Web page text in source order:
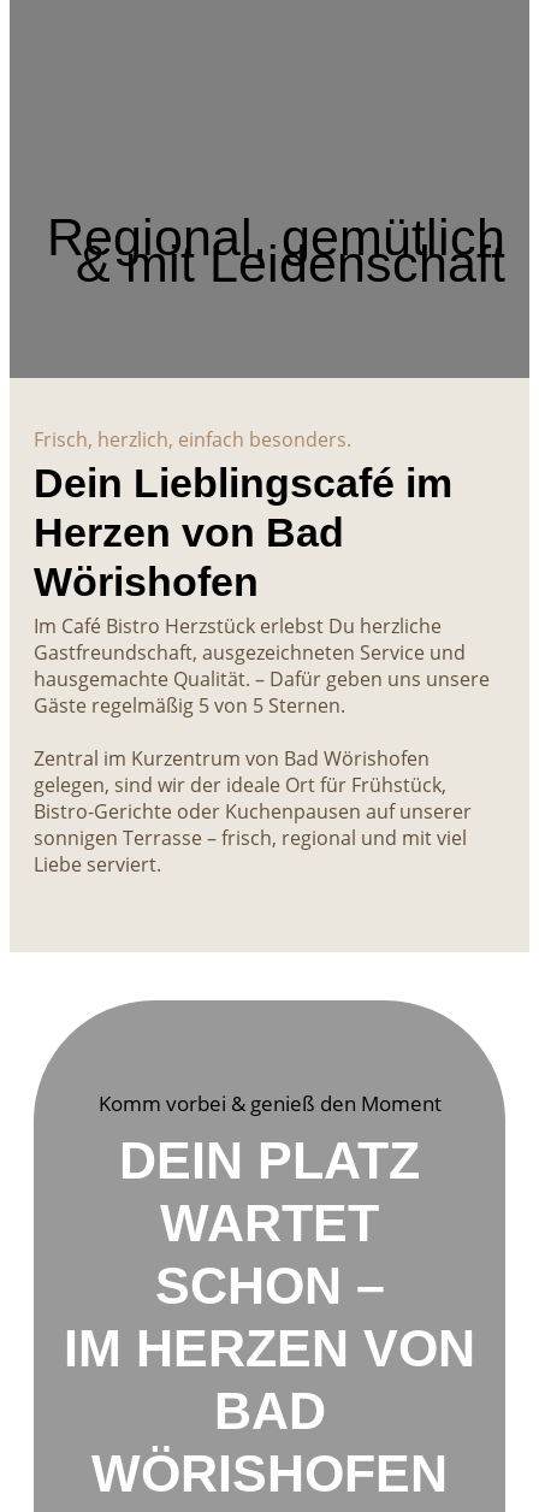
Regional, gemütlich
& mit Leidenschaft
Frisch, herzlich, einfach besonders.
Dein Lieblingscafé im
Herzen von Bad
Wörishofen
Im Café Bistro Herzstück erlebst Du herzliche
Gastfreundschaft, ausgezeichneten Service und
hausgemachte Qualität. – Dafür geben uns unsere
Gäste regelmäßig 5 von 5 Sternen.
Zentral im Kurzentrum von Bad Wörishofen
gelegen, sind wir der ideale Ort für Frühstück,
Bistro-Gerichte oder Kuchenpausen auf unserer
sonnigen Terrasse – frisch, regional und mit viel
Liebe serviert.
Komm vorbei & genieß den Moment
DEIN PLATZ
WARTET
SCHON –
IM HERZEN VON
BAD
WÖRISHOFEN